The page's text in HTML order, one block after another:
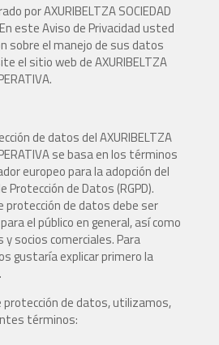
por AXURIBELTZA SOCIEDAD
En este Aviso de Privacidad usted
sobre el manejo de sus datos
el sitio web de AXURIBELTZA
de datos del AXURIBELTZA
se basa en los términos
europeo para la adopción del
Protección de Datos (RGPD).
protección de datos debe ser
el público en general, así como
socios comerciales. Para
gustaría explicar primero la
protección de datos, utilizamos,
términos: